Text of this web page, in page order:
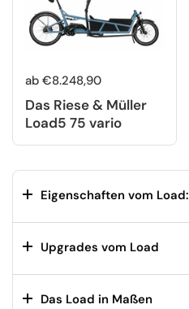
ab €8.248,90
Das Riese & Müller
Load5 75 vario
Eigenschaften vom Load:
Upgrades vom Load
Das Load in Maßen